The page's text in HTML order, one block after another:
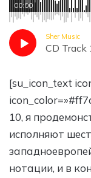
00:00
Sher Music
CD Track
[su_icon_text
10, я
исполняют
нотации, и в